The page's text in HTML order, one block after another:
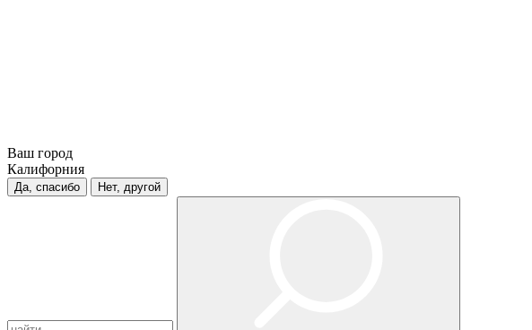
Ваш город
Калифорния
Да, спасибо Нет, другой